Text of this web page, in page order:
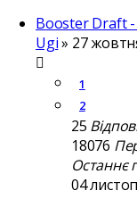
Booster Draft
Ugi» 27
1
2
25
18076
Останнє
04